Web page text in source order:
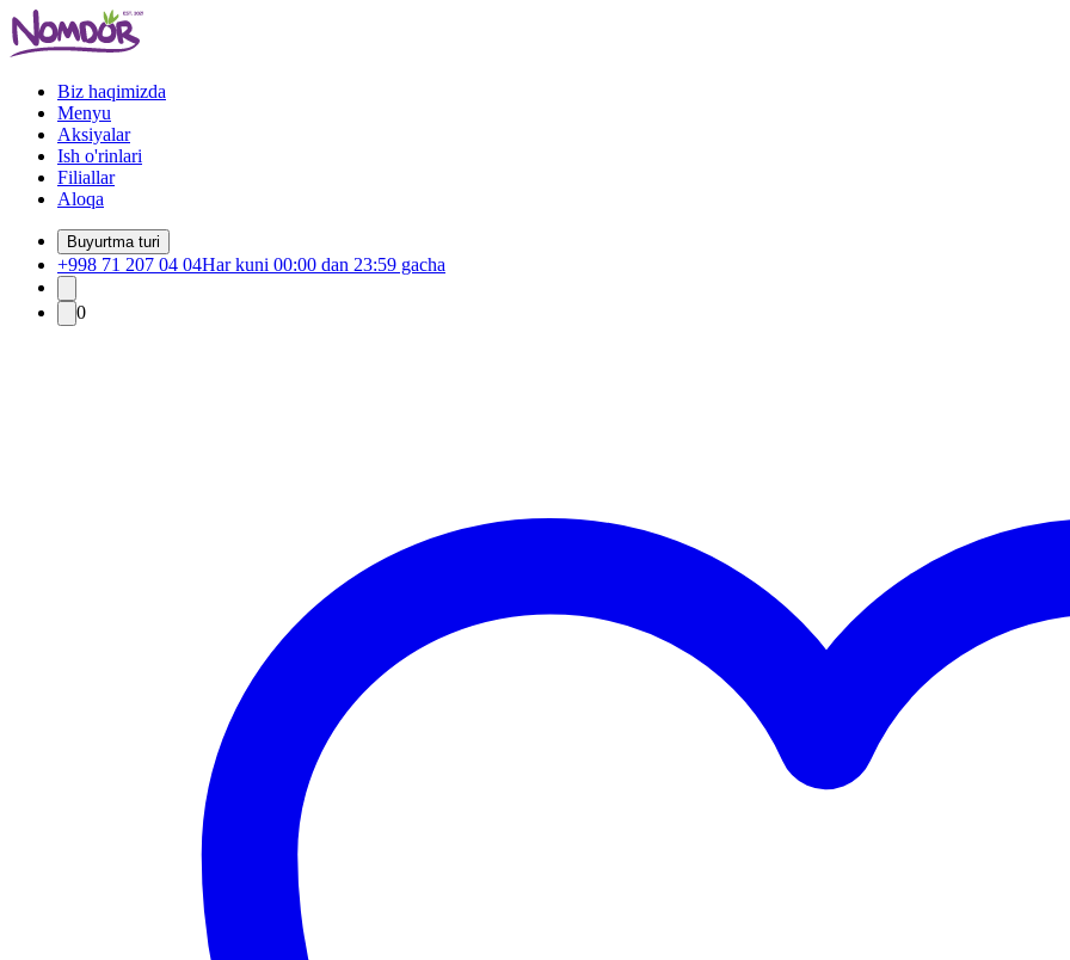
Biz haqimizda
Menyu
Aksiyalar
Ish o'rinlari
Filiallar
Aloqa
Buyurtma turi
+998 71 207 04 04Har kuni 00:00 dan 23:59 gacha
0